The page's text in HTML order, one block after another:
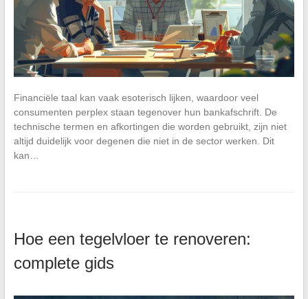
Financiële taal kan vaak esoterisch lijken, waardoor veel
consumenten perplex staan tegenover hun bankafschrift. De
technische termen en afkortingen die worden gebruikt, zijn niet
altijd duidelijk voor degenen die niet in de sector werken. Dit
kan…
Hoe een tegelvloer te renoveren:
complete gids